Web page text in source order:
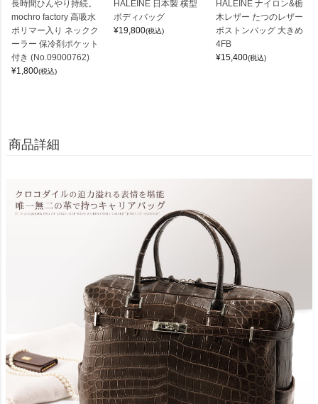
長時間ひんやり持続。
mochro factory 高吸水
ポリマー入り ネックク
ーラー 保冷剤ポケット
付き (No.09000762)
¥1,800(税込)
HALEINE 日本製 横型
ボディバッグ
¥19,800(税込)
HALEINE ナイロン&栃
木レザー たつのレザー
ボストンバッグ 大きめ
4FB
¥15,400(税込)
商品詳細